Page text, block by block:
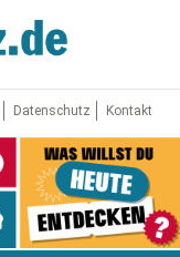
Datenschutz Kontakt